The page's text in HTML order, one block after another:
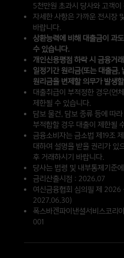
5천만원 초과시 당사와 고객
자세한 사항은 가까운 전시장
바랍니다.
상환능력에 비해 대출금이 과
수 있습니다.
개인신용평점 하락 시 금융거
일정기간 원리금(또는 대출금,
원리금을 변제할 의무가 발생
대출취급이 부적정한 경우(연
제한될 수 있습니다.
담보 물건, 담보 종류 등에 따
부적합할 경우 대출이 제한될
금융소비자는 금소법 제19조
대하여 설명을 받을 권리가 있
후 거래하시기 바랍니다.
당사는 법령 및 내부통제기준
금리산출시점 : 2026.07
여신금융협회 심의필 제
2027.06.30)
폭스바겐파이낸셜서비스코
001